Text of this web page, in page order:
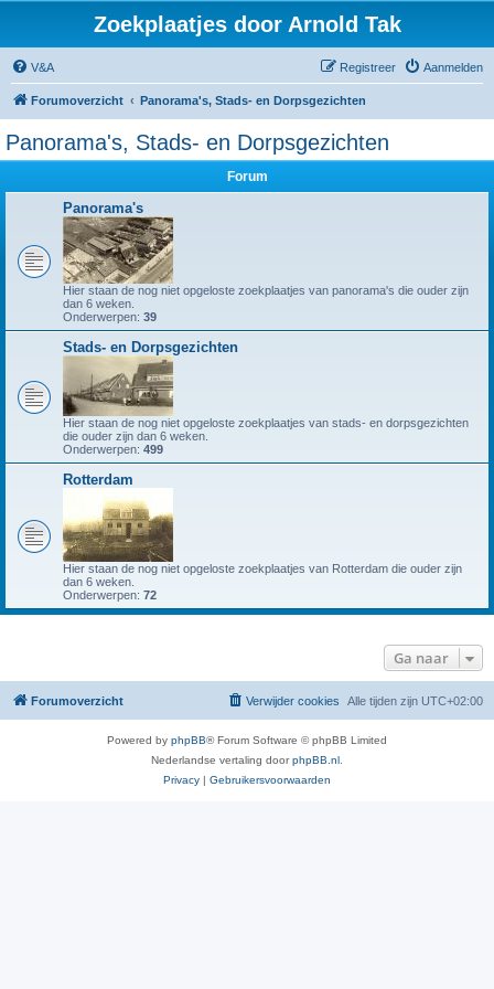
Zoekplaatjes door Arnold Tak
V&A Aanmelden
Registreer
Forumoverzicht Panorama's, Stads- en Dorpsgezichten
Panorama's, Stads- en Dorpsgezichten
Forum
Panorama's
Hier staan de nog niet opgeloste zoekplaatjes van panorama's die ouder zijn
dan 6 weken.
Onderwerpen: 39
Stads- en Dorpsgezichten
Hier staan de nog niet opgeloste zoekplaatjes van stads- en dorpsgezichten
die ouder zijn dan 6 weken.
Onderwerpen: 499
Rotterdam
Hier staan de nog niet opgeloste zoekplaatjes van Rotterdam die ouder zijn
dan 6 weken.
Onderwerpen: 72
Ga naar
Forumoverzicht Alle tijden zijn UTC+02:00
Verwijder cookies
Powered by phpBB® Forum Software © phpBB Limited
Nederlandse vertaling doorphpBB.nl
Privacy | Gebruikersvoorwaarden